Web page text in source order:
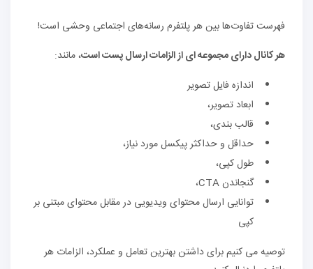
فهرست تفاوت‌ها بین هر پلتفرم رسانه‌های اجتماعی وحشی است!
هر کانال دارای مجموعه ای از الزامات ارسال پست است، مانند:
اندازه فایل تصویر
ابعاد تصویر،
قالب بندی،
حداقل و حداکثر پیکسل مورد نیاز،
طول کپی،
گنجاندن CTA،
توانایی ارسال محتوای ویدیویی در مقابل محتوای مبتنی بر
کپی
توصیه می کنیم برای داشتن بهترین تعامل و عملکرد، الزامات هر